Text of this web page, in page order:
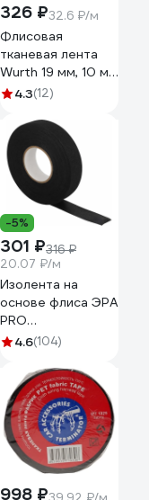
326 ₽32.6 ₽/м
Флисовая
тканевая лента
Wurth 19 мм, 10 м
5997719615090 1
4.3(12)
-5%
301 ₽316 ₽
20.07 ₽/м
Изолента на
основе флиса ЭРА
PRO
PROFLEEC1915 19
черная Б0057181
4.6(104)
998 ₽